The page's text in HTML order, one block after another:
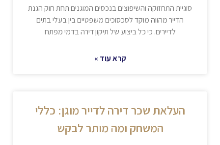
סוגיית התחזוקה והשיפוצים בנכסים המוגנים תחת חוק הגנת
הדייר מהווה מוקד לסכסוכים משפטיים בין בעלי בתים
לדיירים. כי כל ביצוע של תיקון דירה בדמי מפתח
קרא עוד »
העלאת שכר דירה לדייר מוגן: כללי
המשחק ומה מותר לבקש